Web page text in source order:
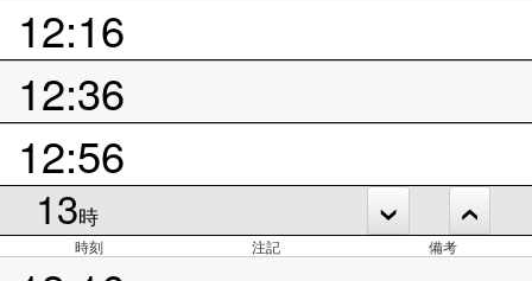
12:16
12:36
12:56
13時
時刻 注記 備考